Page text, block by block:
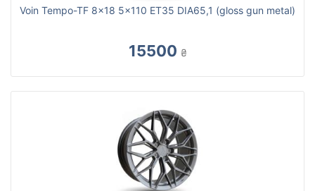
Voin Tempo-TF 8x18 5x110 ET35 DIA65,1 (gloss gun metal)
15500 ₴